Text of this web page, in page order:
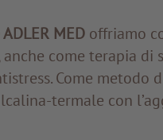
MEDoffriamo
come terapia di
Come metodo
termale con